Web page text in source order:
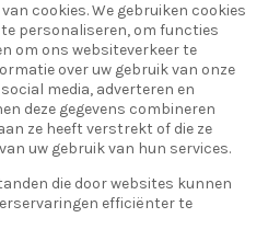
cookies. We gebruiken cookies
personaliseren, om functies
om ons websiteverkeer te
over uw gebruik van onze
media, adverteren en
deze gegevens combineren
ze heeft verstrekt of die ze
uw gebruik van hun services.
die door websites kunnen
efficiënter te